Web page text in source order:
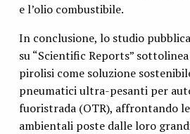
e l’olio combustibile.
In conclusione, lo studio
su “Scientific Reports”
pirolisi come soluzione
pneumatici ultra-pesanti per
fuoristrada (OTR), affrontando
ambientali poste dalle loro